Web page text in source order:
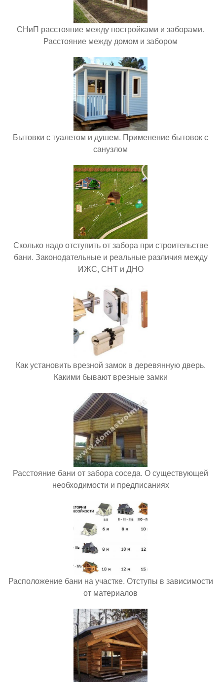
СНиП расстояние между постройками и заборами.
Расстояние между домом и забором
Бытовки с туалетом и душем. Применение бытовок с
санузлом
Сколько надо отступить от забора при строительстве
бани. Законодательные и реальные различия между
ИЖС, СНТ и ДНО
Как установить врезной замок в деревянную дверь.
Какими бывают врезные замки
Расстояние бани от забора соседа. О существующей
необходимости и предписаниях
Расположение бани на участке. Отступы в зависимости
от материалов